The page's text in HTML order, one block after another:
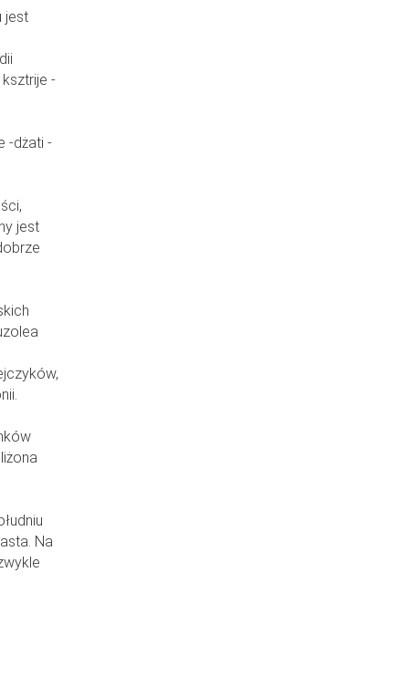
jest
ksztrije -
-dżati -
jest
Na